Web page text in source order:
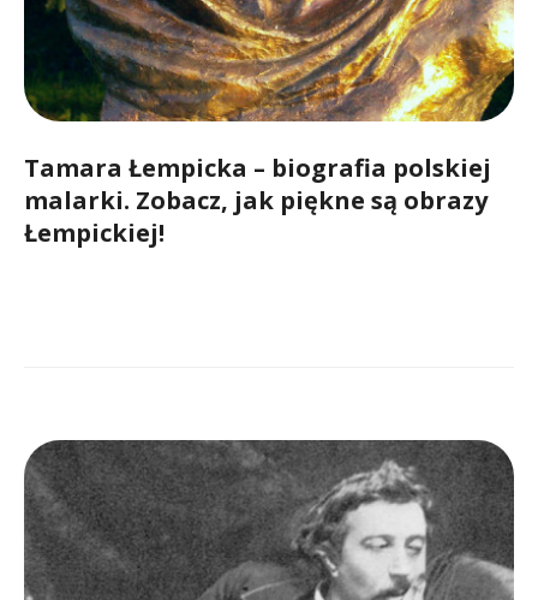
Tamara Łempicka – biografia polskiej
malarki. Zobacz, jak piękne są obrazy
Łempickiej!